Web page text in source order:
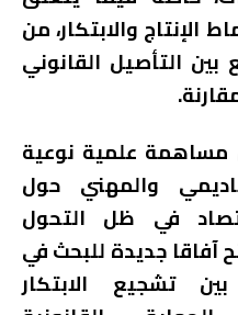
والابتكار، من
بين التأصيل القانوني
علمية نوعية
والمهني حول
في ظل التحول
آفاقا جديدة للبحث في
تشجيع الابتكار